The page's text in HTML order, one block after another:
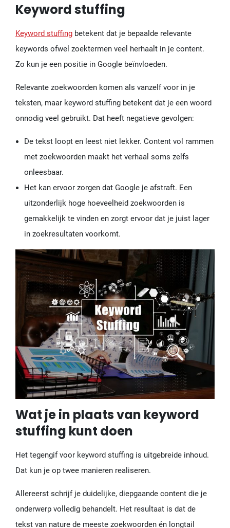
Keyword stuffing
Keyword stuffing betekent dat je bepaalde relevante
keywords ofwel zoektermen veel herhaalt in je content.
Zo kun je een positie in Google beïnvloeden.
Relevante zoekwoorden komen als vanzelf voor in je
teksten, maar keyword stuffing betekent dat je een woord
onnodig veel gebruikt. Dat heeft negatieve gevolgen:
De tekst loopt en leest niet lekker. Content vol rammen
met zoekwoorden maakt het verhaal soms zelfs
onleesbaar.
Het kan ervoor zorgen dat Google je afstraft. Een
uitzonderlijk hoge hoeveelheid zoekwoorden is
gemakkelijk te vinden en zorgt ervoor dat je juist lager
in zoekresultaten voorkomt.
Wat je in plaats van keyword
stuffing kunt doen
Het tegengif voor keyword stuffing is uitgebreide inhoud.
Dat kun je op twee manieren realiseren.
Allereerst schrijf je duidelijke, diepgaande content die je
onderwerp volledig behandelt. Het resultaat is dat de
tekst van nature de meeste zoekwoorden én longtail